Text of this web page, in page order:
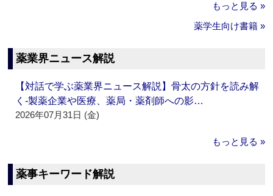
もっと見る »
薬学生向け書籍 »
薬業界ニュース解説
【対話で学ぶ薬業界ニュース解説】骨太の方針を読み解
く‐製薬企業や医療、薬局・薬剤師への影…
2026年07月31日 (金)
もっと見る »
薬事キーワード解説